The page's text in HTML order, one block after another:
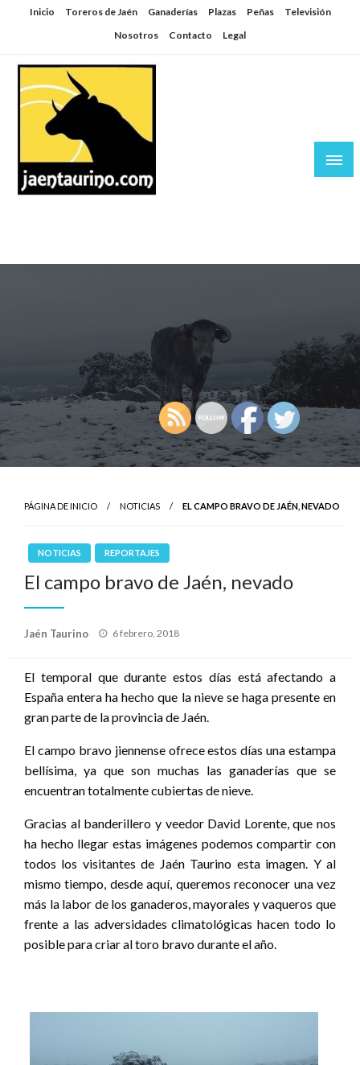
SaltarInicio Toreros de Jaén Ganaderías Plazas Peñas
Televisión
Nosotros
Contacto Legal
PÁGINA DE INICIO NOTICIAS EL CAMPO BRAVO DE JAÉN, NEVADO
NOTICIAS REPORTAJES
El campo bravo de Jaén, nevado
Jaén Taurino
Publicado
6 febrero, 2018
El temporal que durante estos días está afectando a
España entera ha hecho que la nieve se haga presente en
gran parte de la provincia de Jaén.
El campo bravo jiennense ofrece estos días una estampa
bellísima, ya que son muchas las ganaderías que se
encuentran totalmente cubiertas de nieve.
Gracias al banderillero y veedor David Lorente, que nos
ha hecho llegar estas imágenes podemos compartir con
todos los visitantes de Jaén Taurino esta imagen. Y al
mismo tiempo, desde aquí, queremos reconocer una vez
más la labor de los ganaderos, mayorales y vaqueros que
frente a las adversidades climatológicas hacen todo lo
posible para criar al toro bravo durante el año.